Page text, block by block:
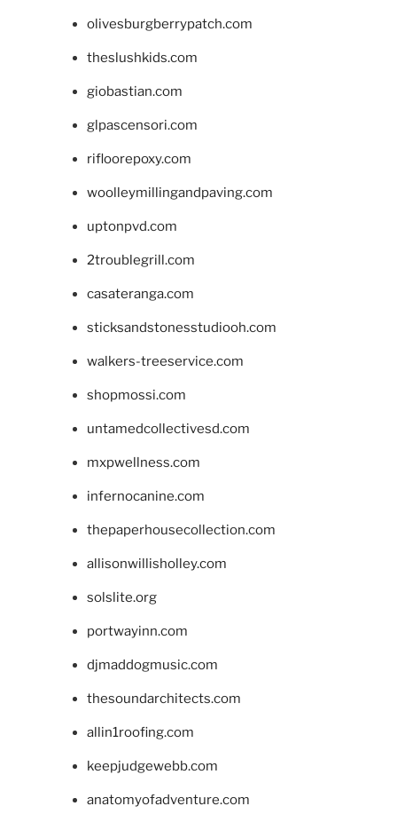
olivesburgberrypatch.com
theslushkids.com
giobastian.com
glpascensori.com
rifloorepoxy.com
woolleymillingandpaving.com
uptonpvd.com
2troublegrill.com
casateranga.com
sticksandstonesstudiooh.com
walkers-treeservice.com
shopmossi.com
untamedcollectivesd.com
mxpwellness.com
infernocanine.com
thepaperhousecollection.com
allisonwillisholley.com
solslite.org
portwayinn.com
djmaddogmusic.com
thesoundarchitects.com
allin1roofing.com
keepjudgewebb.com
anatomyofadventure.com